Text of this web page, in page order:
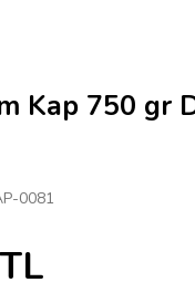
Kap 750 gr
0081
TL